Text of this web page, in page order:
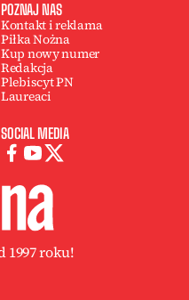
POZNAJ NAS
Kontakt i reklama
Piłka Nożna
Kup nowy numer
Redakcja
Plebiscyt PN
Laureaci
SOCIAL MEDIA
roku!